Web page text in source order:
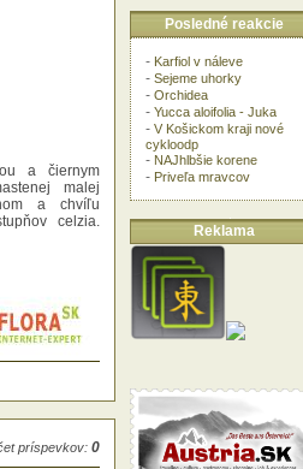
a čiernym
malej
a chvíľu
celzia.
príspevkov: 0
Posledné reakcie
- Karfiol v náleve
- Sejeme uhorky
- Orchidea
- Yucca aloifolia - Juka
- V Košickom kraji nové
cykloodp
- NAJhlbšie korene
- Priveľa mravcov
Reklama